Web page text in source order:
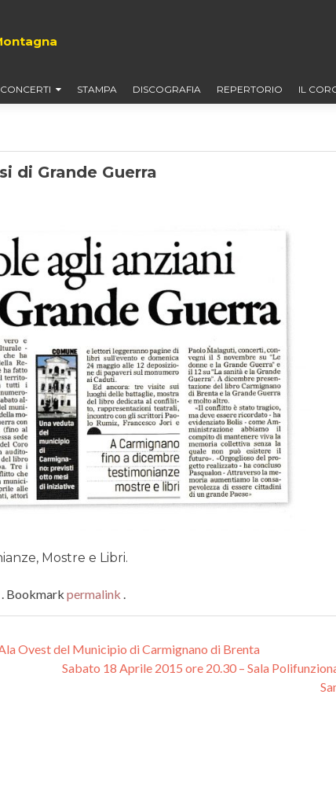
CONCERTI STAMPA DISCOGRAFIA REPERTORIO IL
di Grande Guerra
Mostre e Libri.
. Bookmark permalink .
Ovest del Municipio di Carmignano di Brenta
Sabato 18 Aprile 2015 ore 20.30 – Sala